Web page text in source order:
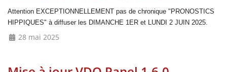
Attention EXCEPTIONNELLEMENT pas de chronique "PRONOSTICS
HIPPIQUES" à diffuser les DIMANCHE 1ER et LUNDI 2 JUIN 2025.
28 mai 2025